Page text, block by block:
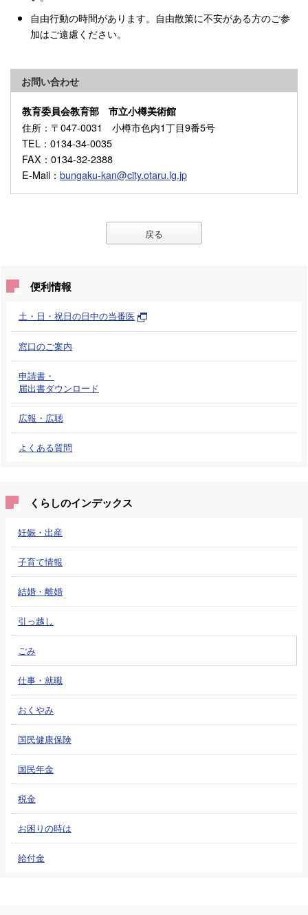
自由行動の時間があります。自由散策に不安がある方のご参
加はご遠慮ください。
お問い合わせ
教育委員会教育部 市立小樽美術館
住所 ：〒047-0031 小樽市色内1丁目9番5号
TEL ：0134-34-0035
FAX ：0134-32-2388
E-Mail ： bungaku-kan@city.otaru.lg.jp
戻る
便利情報
土・日・祝日の日中の当番医
窓口のご案内
申請書・
届出書ダウンロード
広報・広聴
よくある質問
くらしのインデックス
妊娠・出産
子育て情報
結婚・離婚
引っ越し
ごみ
仕事・就職
おくやみ
国民健康保険
国民年金
税金
お困りの時は
給付金